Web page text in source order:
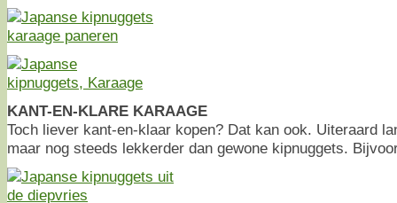
KANT-EN-KLARE KARAAGE
Toch liever kant-en-klaar kopen? Dat kan ook. Uiteraard
maar nog steeds lekkerder dan gewone kipnuggets.